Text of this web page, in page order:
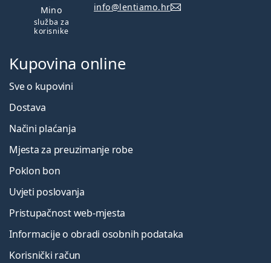
Mino
služba za
korisnike
info@lentiamo.hr
Kupovina online
Sve o kupovini
Dostava
Načini plaćanja
Mjesta za preuzimanje robe
Poklon bon
Uvjeti poslovanja
Pristupačnost web-mjesta
Informacije o obradi osobnih podataka
Korisnički račun